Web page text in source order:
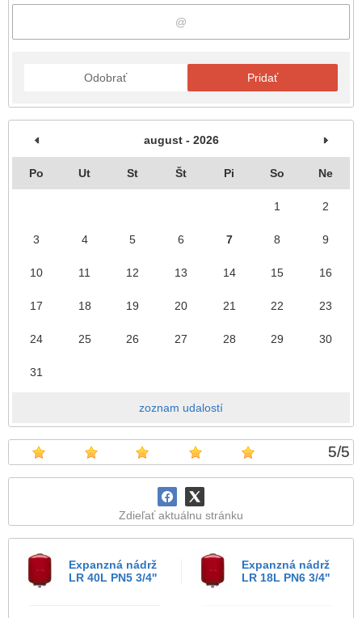
Odobrať Pridať
august - 2026
Po Ut St Št Pi So Ne
1 2
3 4 5 6 7 8 9
10 11 12 13 14 15 16
17 18 19 20 21 22 23
24 25 26 27 28 29 30
31
zoznam udalostí
5/5
Zdieľať aktuálnu stránku
Expanzná nádrž
LR 40L PN5 3/4''
Expanzná nádrž
LR 18L PN6 3/4''